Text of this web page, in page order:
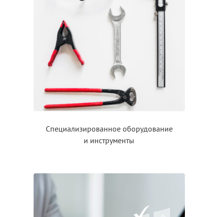
Специализированное оборудование
и инструменты